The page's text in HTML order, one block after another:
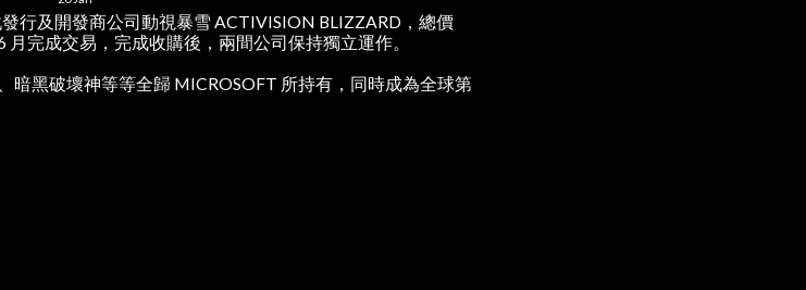
行及開發商公司動視暴雪 ACTIVISION BLIZZARD，總價
完成交易，完成收購後，兩間公司保持獨立運作。
暗黑破壞神等等全歸 MICROSOFT 所持有，同時成為全球第